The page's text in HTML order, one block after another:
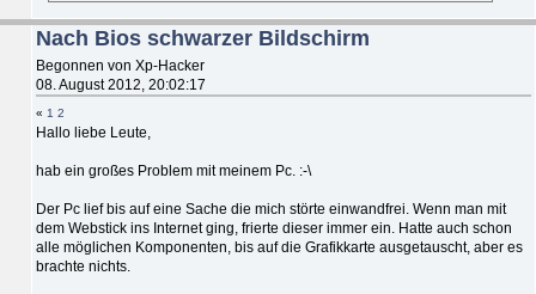
Nach Bios schwarzer Bildschirm
Begonnen von Xp-Hacker
08. August 2012, 20:02:17
« 1 2
Hallo liebe Leute,
hab ein großes Problem mit meinem Pc. :-\
Der Pc lief bis auf eine Sache die mich störte einwandfrei. Wenn man mit
dem Webstick ins Internet ging, frierte dieser immer ein. Hatte auch schon
alle möglichen Komponenten, bis auf die Grafikkarte ausgetauscht, aber es
brachte nichts.